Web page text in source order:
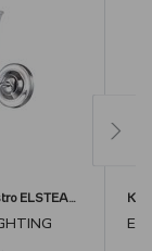
Kinkiet nad lustro ELSTEAD LIGHTING, Carroll, srebrny, G9, 34,5x22x12 cm